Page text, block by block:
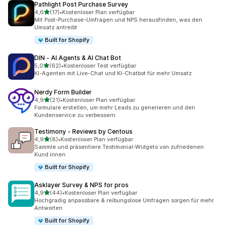
Pathlight Post Purchase Survey
4,6von 5 Sternen
(17)
17 Rezensionen insgesamt
•Kostenloser Plan verfügbar
Mit Post-Purchase-Umfragen und NPS herausfinden, was den
Umsatz antreibt
Built for Shopify
DIN ‑ AI Agents & AI Chat Bot
5,0von 5 Sternen
(62)
62 Rezensionen insgesamt
•Kostenloser Test verfügbar
KI-Agenten mit Live-Chat und KI-Chatbot für mehr Umsatz
Nerdy Form Builder
4,9von 5 Sternen
(21)
21 Rezensionen insgesamt
•Kostenloser Plan verfügbar
Formulare erstellen, um mehr Leads zu generieren und den
Kundenservice zu verbessern
Testimony ‑ Reviews by Centous
4,9von 5 Sternen
(8)
8 Rezensionen insgesamt
•Kostenloser Plan verfügbar
Sammle und präsentiere Testimonial-Widgets von zufriedenen
Kund:innen
Built for Shopify
Asklayer Survey & NPS for pros
4,9von 5 Sternen
(44)
44 Rezensionen insgesamt
•Kostenloser Plan verfügbar
Hochgradig anpassbare & reibungslose Umfragen sorgen für mehr
Antworten
Built for Shopify